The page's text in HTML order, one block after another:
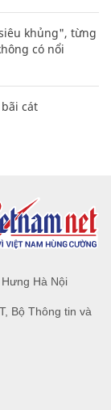
khủng", từng
có nổi
cát
Hà Nội
Bộ Thông tin và